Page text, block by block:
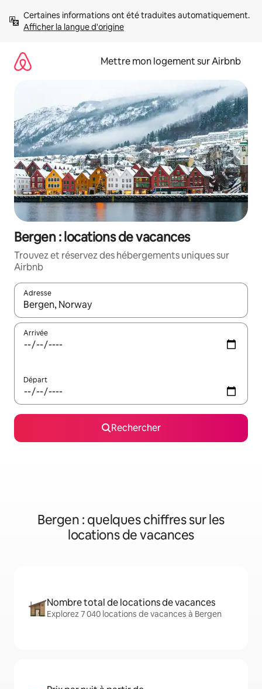
directement
Afficher la langue d'origine
Mettre mon logement sur Airbnb
Bergen : locations de vacances
Trouvez et réservez des hébergements uniques sur
Airbnb
Adresse
Lorsque les résultats s'affichent, utilisez les flèches vers le
Arrivée
Départ
Rechercher
Bergen : quelques chiffres sur les
locations de vacances
Nombre total de locations de vacances
Explorez 7 040 locations de vacances à Bergen